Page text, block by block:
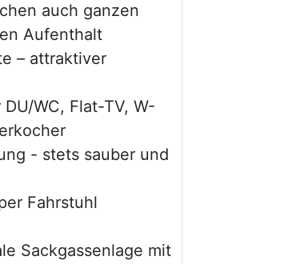
auch ganzen
Aufenthalt
– attraktiver
WC, Flat-TV, W-
- stets sauber und
Fahrstuhl
Sackgassenlage mit